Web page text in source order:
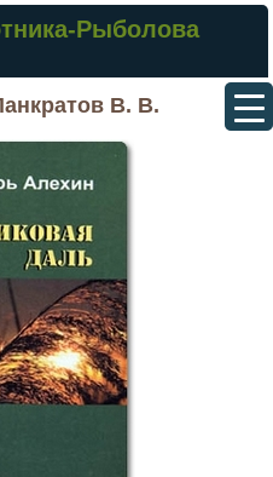
Рыболова
В. В.